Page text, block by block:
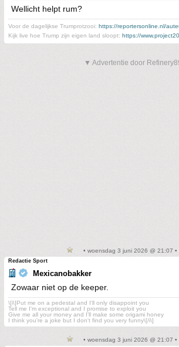
Wellicht helpt rum?
Voor de dagelijkse Trumprotzooi: https://reportersonline.nl/
Kijk live hoe Trump zijn eigen land sloopt: https://
▼ Advertentie door
• woensdag 3 juni 2026 @ 21:07 •
Redactie Sport
Mexicanobakker
Zowaar niet op de keeper.
\[i\]Put me on a pedestal and I'll only disappoint you
Tell me I'm exceptional and I promise to exploit you
Give me all your money and I'll make some origami honey
I think you're a joke but I don't find you very funny\[/i\]
• woensdag 3 juni 2026 @ 21:07 •